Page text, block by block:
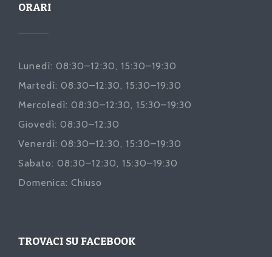
ORARI
Lunedì: 08:30–12:30, 15:30–19:30
Martedì: 08:30–12:30, 15:30–19:30
Mercoledì: 08:30–12:30, 15:30–19:30
Giovedì: 08:30–12:30
Venerdì: 08:30–12:30, 15:30–19:30
Sabato: 08:30–12:30, 15:30–19:30
Domenica: Chiuso
TROVACI SU FACEBOOK